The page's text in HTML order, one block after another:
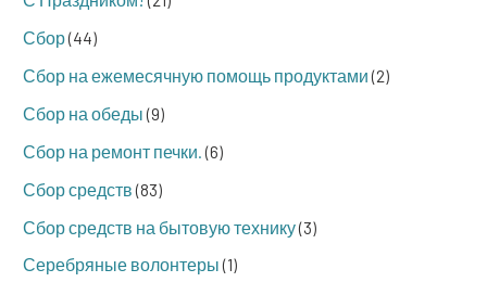
Сбор(44)
Сбор на ежемесячную помощь продуктами(2)
Сбор на обеды(9)
Сбор на ремонт печки. (6)
Сбор средств(83)
Сбор средств на бытовую технику(3)
Серебряные волонтеры(1)